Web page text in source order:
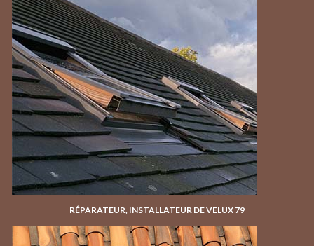
RÉPARATEUR, INSTALLATEUR DE VELUX 79